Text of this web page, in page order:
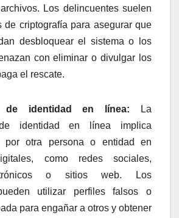
Los delincuentes suelen
de criptografía para asegurar que
desbloquear el sistema o los
con eliminar o divulgar los
el rescate.
de identidad en línea: La
identidad en línea implica
por otra persona o entidad en
como redes sociales,
o sitios web. Los
utilizar perfiles falsos o
para engañar a otros y obtener